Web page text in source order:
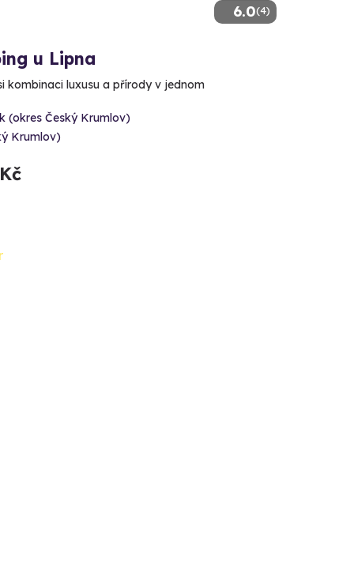
6.0(4)
u Lipna
kombinaci luxusu a přírody v jednom
(okres Český Krumlov)
Krumlov)